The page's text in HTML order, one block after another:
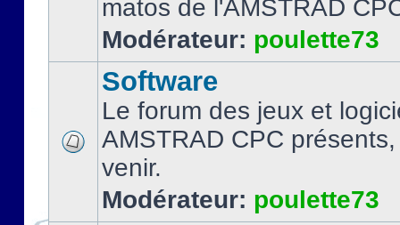
matos de l'AMSTRAD
Modérateur: poulette73
Software
Le forum des jeux et
AMSTRAD CPC
venir.
Modérateur: poulette73